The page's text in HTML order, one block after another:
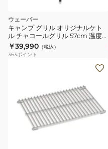
ウェーバー
キャンプ グリル オリジナルケト
ル チャコールグリル 57cm 温度計
付 1341308
￥39,990 （税込）
363ポイント